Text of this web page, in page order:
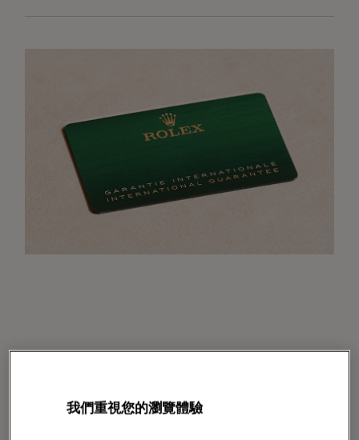
我們重視您的瀏覽體驗